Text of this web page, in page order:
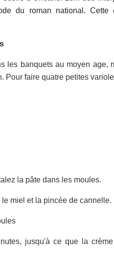
du roman national. Cette
les banquets au moyen age,
Pour faire quatre petites
la pâte dans les moules.
miel et la pincée de cannelle.
jusqu'à ce que la